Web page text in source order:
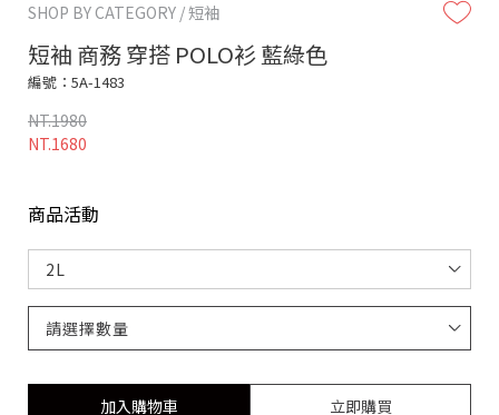
SHOP BY CATEGORY / 短袖
短袖 商務 穿搭 POLO衫 藍綠色
編號：5A-1483
NT.1980
NT.1680
商品活動
加入購物車 立即購買